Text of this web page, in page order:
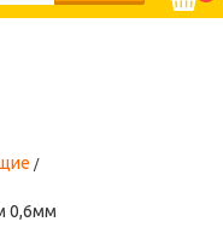
0,6мм